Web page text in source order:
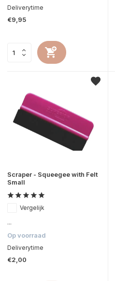
Deliverytime
€9,95
Scraper - Squeegee with Felt
Small
Vergelijk
...
Op voorraad
Deliverytime
€2,00